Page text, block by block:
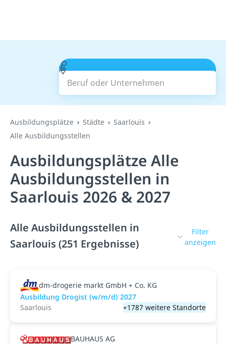
Beruf oder Unternehmen
Suchen
Ausbildungsplätze Städte
Saarlouis
Alle Ausbildungsstellen
Ausbildungsplätze Alle
Ausbildungsstellen in
Saarlouis 2026 & 2027
Alle Ausbildungsstellen in
Saarlouis (251 Ergebnisse)
Filter
anzeigen
dm-drogerie markt GmbH + Co. KG
Ausbildung Drogist (w/m/d) 2027
Saarlouis
+1787 weitere Standorte
BAUHAUS AG